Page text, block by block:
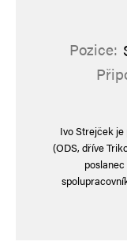
Pozice:
Ivo Strejček
(ODS, dříve